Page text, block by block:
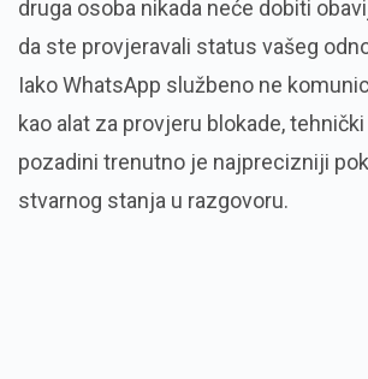
druga osoba nikada neće dobiti
da ste provjeravali status vašeg
Iako WhatsApp službeno ne
kao alat za provjeru blokade,
pozadini trenutno je najprecizniji
stvarnog stanja u razgovoru.